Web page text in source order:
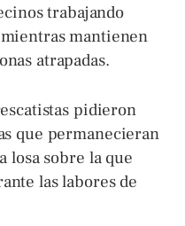
trabajando
mantienen
atrapadas.
pidieron
que permanecieran
losa sobre la que
las labores de